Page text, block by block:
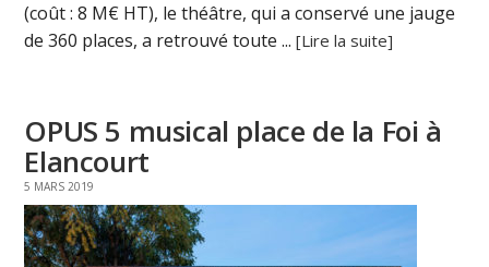
(coût : 8 M€ HT), le théâtre, qui a conservé une jauge
de 360 places, a retrouvé toute ...[Lire la suite]
OPUS 5 musical place de la Foi à
Elancourt
5 MARS 2019